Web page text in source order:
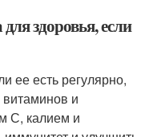
здоровья, если
ее есть регулярно,
и
С, калием и